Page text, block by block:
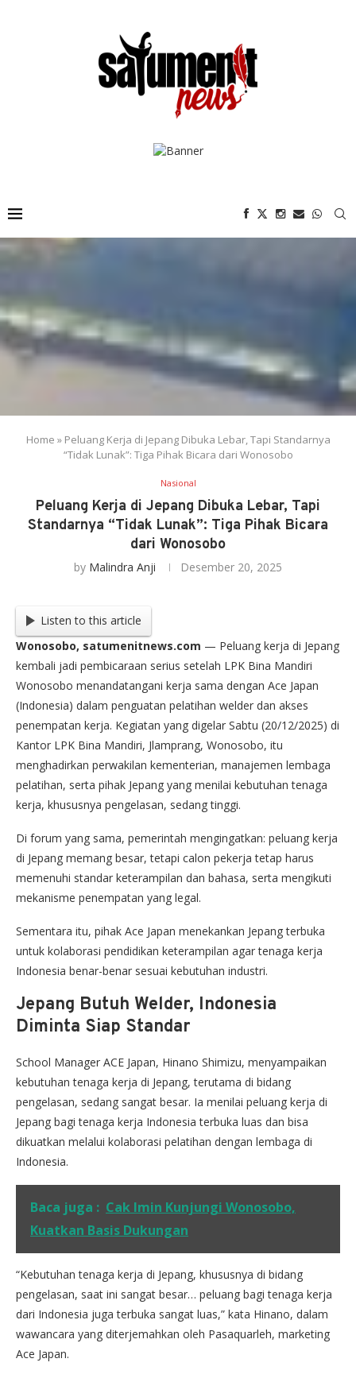
Home » Peluang Kerja di Jepang Dibuka Lebar, Tapi Standarnya
“Tidak Lunak”: Tiga Pihak Bicara dari Wonosobo
Nasional
Peluang Kerja di Jepang Dibuka Lebar, Tapi
Standarnya “Tidak Lunak”: Tiga Pihak Bicara
dari Wonosobo
by Malindra Anji Desember 20, 2025
Listen to this article
Wonosobo, satumenitnews.com — Peluang kerja di Jepang
kembali jadi pembicaraan serius setelah LPK Bina Mandiri
Wonosobo menandatangani kerja sama dengan Ace Japan
(Indonesia) dalam penguatan pelatihan welder dan akses
penempatan kerja. Kegiatan yang digelar Sabtu (20/12/2025) di
Kantor LPK Bina Mandiri, Jlamprang, Wonosobo, itu
menghadirkan perwakilan kementerian, manajemen lembaga
pelatihan, serta pihak Jepang yang menilai kebutuhan tenaga
kerja, khususnya pengelasan, sedang tinggi.
Di forum yang sama, pemerintah mengingatkan: peluang kerja
di Jepang memang besar, tetapi calon pekerja tetap harus
memenuhi standar keterampilan dan bahasa, serta mengikuti
mekanisme penempatan yang legal.
Sementara itu, pihak Ace Japan menekankan Jepang terbuka
untuk kolaborasi pendidikan keterampilan agar tenaga kerja
Indonesia benar-benar sesuai kebutuhan industri.
Jepang Butuh Welder, Indonesia
Diminta Siap Standar
School Manager ACE Japan, Hinano Shimizu, menyampaikan
kebutuhan tenaga kerja di Jepang, terutama di bidang
pengelasan, sedang sangat besar. Ia menilai peluang kerja di
Jepang bagi tenaga kerja Indonesia terbuka luas dan bisa
dikuatkan melalui kolaborasi pelatihan dengan lembaga di
Indonesia.
Baca juga : Cak Imin Kunjungi Wonosobo,
Kuatkan Basis Dukungan
“Kebutuhan tenaga kerja di Jepang, khususnya di bidang
pengelasan, saat ini sangat besar… peluang bagi tenaga kerja
dari Indonesia juga terbuka sangat luas,” kata Hinano, dalam
wawancara yang diterjemahkan oleh Pasaquarleh, marketing
Ace Japan.